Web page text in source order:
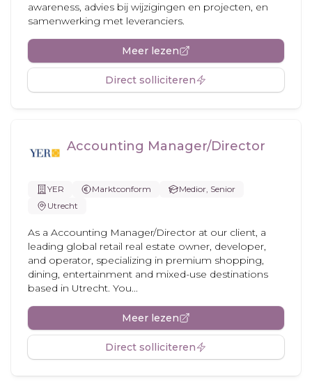
awareness, advies bij wijzigingen en projecten, en
samenwerking met leveranciers.
Meer lezen
Direct solliciteren
Accounting Manager/Director
YER Marktconform
Medior, Senior
Utrecht
As a Accounting Manager/Director at our client, a
leading global retail real estate owner, developer,
and operator, specializing in premium shopping,
dining, entertainment and mixed-use destinations
based in Utrecht. You...
Meer lezen
Direct solliciteren